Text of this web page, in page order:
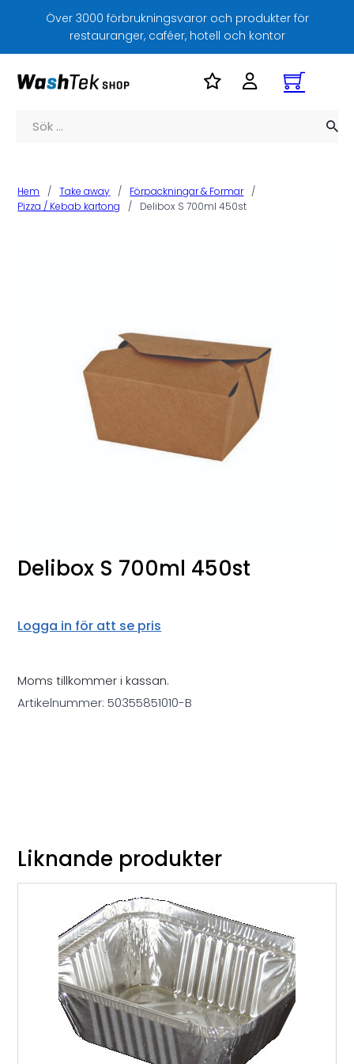
Över 3000 förbrukningsvaror och produkter för
restauranger, caféer, hotell och kontor
Sök
Hem / Take away / Förpackningar & Formar
/
Pizza / Kebab kartong
/ Delibox S 700ml 450st
Delibox S 700ml 450st
Logga in för att se pris
Moms tillkommer i kassan.
Artikelnummer:50355851010-B
Liknande produkter